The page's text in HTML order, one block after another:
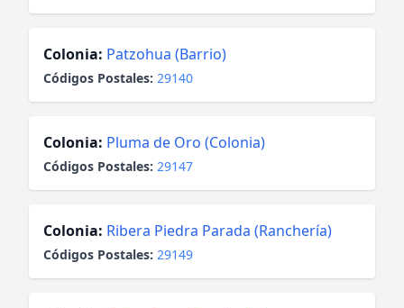
Colonia: Patzohua (Barrio)
Códigos Postales: 29140
Colonia: Pluma de Oro (Colonia)
Códigos Postales: 29147
Colonia: Ribera Piedra Parada (Ranchería)
Códigos Postales: 29149